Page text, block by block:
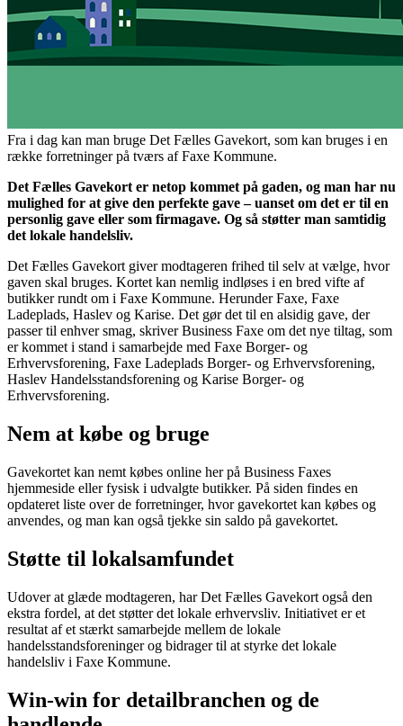
Fra i dag kan man bruge Det Fælles Gavekort, som kan bruges i en
række forretninger på tværs af Faxe Kommune.
Det Fælles Gavekort er netop kommet på gaden, og man har nu
mulighed for at give den perfekte gave – uanset om det er til en
personlig gave eller som firmagave. Og så støtter man samtidig
det lokale handelsliv.
Det Fælles Gavekort giver modtageren frihed til selv at vælge, hvor
gaven skal bruges. Kortet kan nemlig indløses i en bred vifte af
butikker rundt om i Faxe Kommune. Herunder Faxe, Faxe
Ladeplads, Haslev og Karise. Det gør det til en alsidig gave, der
passer til enhver smag, skriver Business Faxe om det nye tiltag, som
er kommet i stand i samarbejde med Faxe Borger- og
Erhvervsforening, Faxe Ladeplads Borger- og Erhvervsforening,
Haslev Handelsstandsforening og Karise Borger- og
Erhvervsforening.
Nem at købe og bruge
Gavekortet kan nemt købes online her på Business Faxes
hjemmeside eller fysisk i udvalgte butikker. På siden findes en
opdateret liste over de forretninger, hvor gavekortet kan købes og
anvendes, og man kan også tjekke sin saldo på gavekortet.
Støtte til lokalsamfundet
Udover at glæde modtageren, har Det Fælles Gavekort også den
ekstra fordel, at det støtter det lokale erhvervsliv. Initiativet er et
resultat af et stærkt samarbejde mellem de lokale
handelsstandsforeninger og bidrager til at styrke det lokale
handelsliv i Faxe Kommune.
Win-win for detailbranchen og de